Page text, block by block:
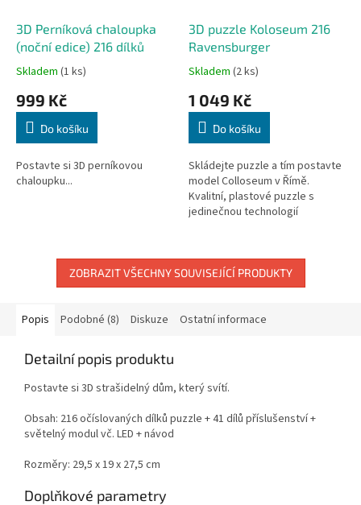
3D Perníková chaloupka
(noční edice) 216 dílků
Skladem (1 ks)
999 Kč
Do košíku
Postavte si 3D perníkovou
chaloupku...
3D puzzle Koloseum 216
Ravensburger
Skladem (2 ks)
1 049 Kč
Do košíku
Skládejte puzzle a tím postavte
model Colloseum v Římě.
Kvalitní, plastové puzzle s
jedinečnou technologií
nutnosti...
ZOBRAZIT VŠECHNY SOUVISEJÍCÍ PRODUKTY
Popis Podobné (8) Diskuze Ostatní informace
Detailní popis produktu
Postavte si 3D strašidelný dům, který svítí.
Obsah: 216 očíslovaných dílků puzzle + 41 dílů příslušenství +
světelný modul vč. LED + návod
Rozměry: 29,5 x 19 x 27,5 cm
Doplňkové parametry